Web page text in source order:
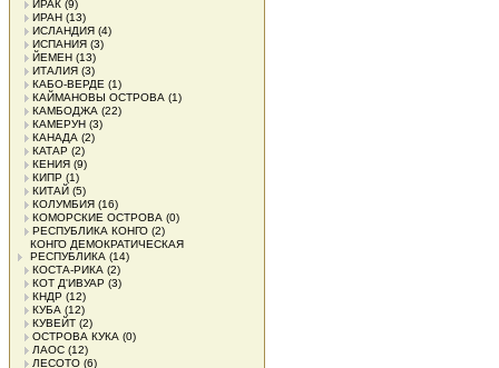
ИРАК (9)
ИРАН (13)
ИСЛАНДИЯ (4)
ИСПАНИЯ (3)
ЙЕМЕН (13)
ИТАЛИЯ (3)
КАБО-ВЕРДЕ (1)
КАЙМАНОВЫ ОСТРОВА (1)
КАМБОДЖА (22)
КАМЕРУН (3)
КАНАДА (2)
КАТАР (2)
КЕНИЯ (9)
КИПР (1)
КИТАЙ (5)
КОЛУМБИЯ (16)
КОМОРСКИЕ ОСТРОВА (0)
РЕСПУБЛИКА КОНГО (2)
КОНГО ДЕМОКРАТИЧЕСКАЯ
РЕСПУБЛИКА (14)
КОСТА-РИКА (2)
КОТ Д'ИВУАР (3)
КНДР (12)
КУБА (12)
КУВЕЙТ (2)
ОСТРОВА КУКА (0)
ЛАОС (12)
ЛЕСОТО (6)